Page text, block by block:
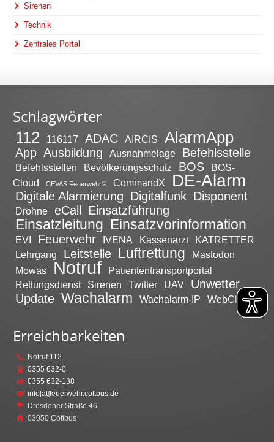
Sirenen
Technik
Zentrales Portal
Schlagwörter
112 116117 ADAC AIRCIS AlarmApp
App Ausbildung Ausnahmelage Befehlsstelle
Befehlsstellen Bevölkerungsschutz BOS
BOS-
Cloud
CEVAS Feuerwehr® CommandX DE-Alarm
Digitale Alarmierung Digitalfunk Disponent
Drohne eCall Einsatzführung
Einsatzleitung Einsatzvorinformation
EVI Feuerwehr IVENA Kassenarzt
KATRETTER
Lehrgang
Leitstelle Luftrettung
Mastodon
Mowas
Notruf
Patiententransportportal
Rettungsdienst
Sirenen Twitter UAV
Unwetter
Update Wachalarm Wachalarm-IP WebClient
Erreichbarkeiten
Notruf 112
0355 632-0
0355 632-138
info[at]feuerwehr.cottbus.de
Dresdener Straße 46
03050 Cottbus